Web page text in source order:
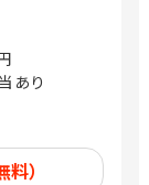
あり
）